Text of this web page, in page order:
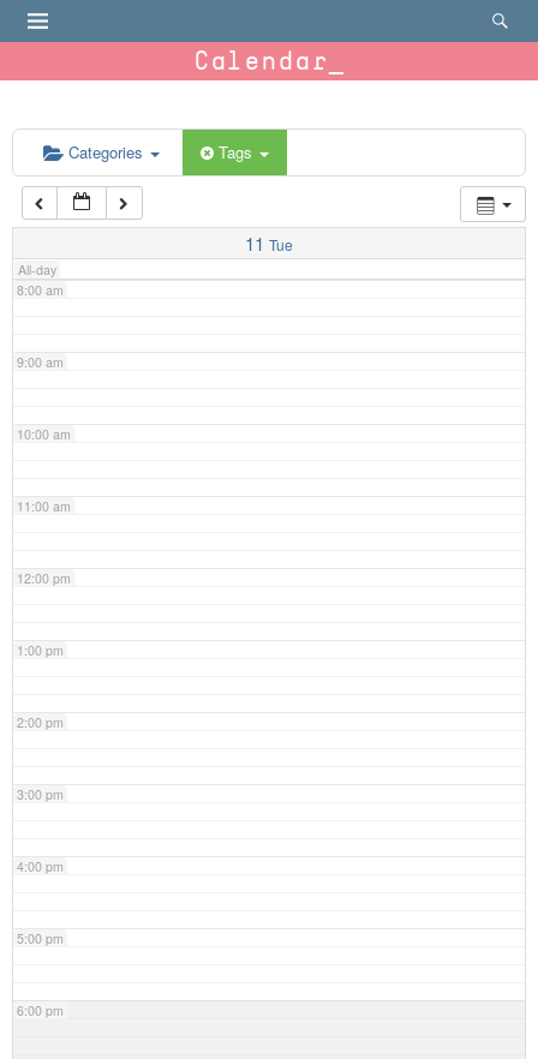
Calendar
Categories Tags
11 Tue
All-day
6:00 am
7:00 am
8:00 am
9:00 am
10:00 am
11:00 am
12:00 pm
1:00 pm
2:00 pm
3:00 pm
4:00 pm
5:00 pm
6:00 pm